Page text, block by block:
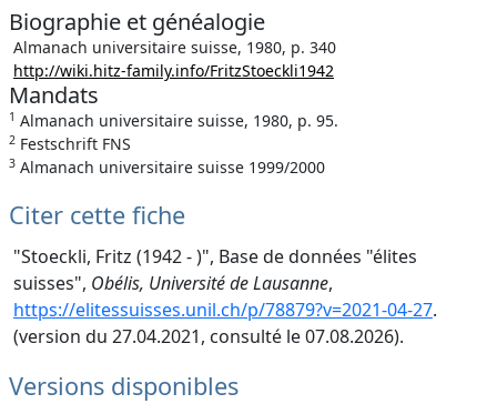
Biographie et généalogie
Almanach universitaire suisse, 1980, p. 340
http://wiki.hitz-family.info/FritzStoeckli1942
Mandats
1 Almanach universitaire suisse, 1980, p. 95.
2 Festschrift FNS
3 Almanach universitaire suisse 1999/2000
Citer cette fiche
"Stoeckli, Fritz (1942 - )", Base de données "élites
suisses", Obélis, Université de Lausanne,
https://elitessuisses.unil.ch/p/78879?v=2021-04-27.
(version du 27.04.2021, consulté le 07.08.2026).
Versions disponibles